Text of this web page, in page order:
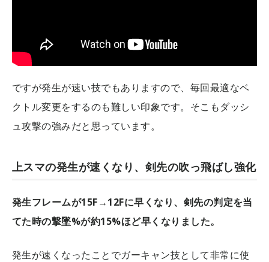
ですが発生が速い技でもありますので、毎回最適なベ
クトル変更をするのも難しい印象です。そこもダッシ
ュ攻撃の強みだと思っています。
上スマの発生が速くなり、剣先の吹っ飛ばし強化
発生フレームが15F→12Fに早くなり、剣先の判定を当
てた時の撃墜%が約15%ほど早くなりました。
発生が速くなったことでガーキャン技として非常に使